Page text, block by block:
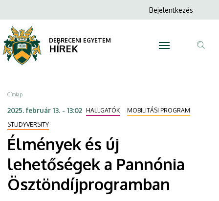
és
új
lehetőségek
a
Pannónia
Ösztöndíjprogramban
DEBRECENI
EGYETEM
a
tartalomra
Anonim
menüje
Bejelentkezés
DEBRECENI EGYETEM
HÍREK
Morzsa
Címlap
2025. február 13. - 13:02 HALLGATÓK
MOBILITÁSI PROGRAM
STUDYVERSITY
Élmények és új
lehetőségek a Pannónia
Ösztöndíjprogramban